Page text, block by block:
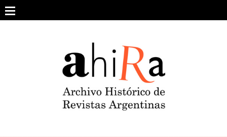
content
ARCHIVO DE REVISTAS
ESTUDIOS CRÍTICOS